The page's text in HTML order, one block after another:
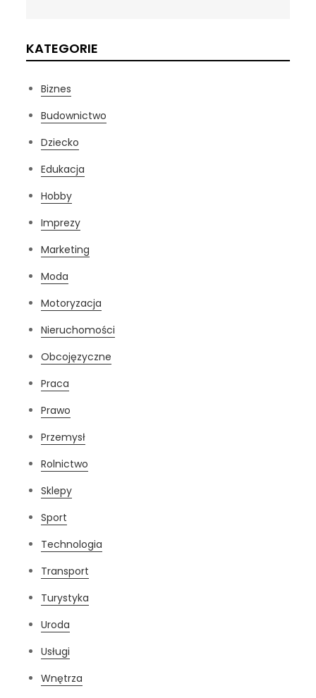
KATEGORIE
Biznes
Budownictwo
Dziecko
Edukacja
Hobby
Imprezy
Marketing
Moda
Motoryzacja
Nieruchomości
Obcojęzyczne
Praca
Prawo
Przemysł
Rolnictwo
Sklepy
Sport
Technologia
Transport
Turystyka
Uroda
Usługi
Wnętrza